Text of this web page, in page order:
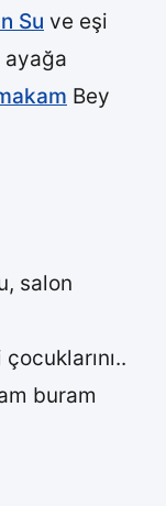
Su ve eşi
ayağa
Bey
salon
buram